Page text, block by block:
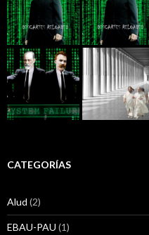
CATEGORÍAS
Alud (2)
EBAU-PAU (1)